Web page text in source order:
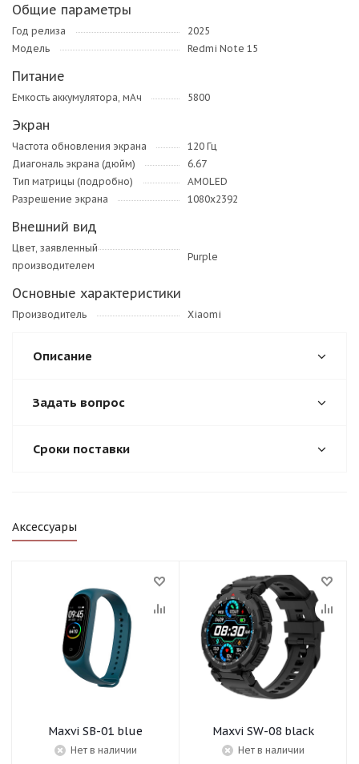
Общие параметры
Год релиза
2025
Модель
Redmi Note 15
Питание
Емкость аккумулятора, мАч 5800
Экран
Частота обновления экрана
120 Гц
Диагональ экрана (дюйм)
6.67
Тип матрицы (подробно)
AMOLED
Разрешение экрана
1080x2392
Внешний вид
Цвет, заявленный
производителем
Purple
Основные характеристики
Производитель Xiaomi
Описание
Задать вопрос
Сроки поставки
Аксессуары
Maxvi SB-01 blue
Нет в наличии
Maxvi SW-08 black
Нет в наличии